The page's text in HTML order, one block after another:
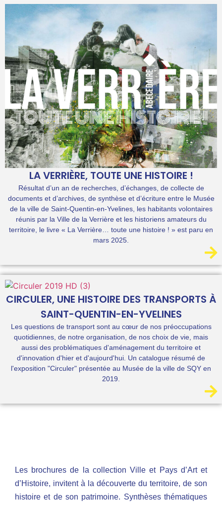
LA VERRIÈRE, TOUTE UNE HISTOIRE !
Résultat d’un an de recherches, d’échanges, de collecte de
documents et d’archives, de synthèse et d’écriture entre le Musée
de la ville de Saint-Quentin-en-Yvelines, les habitants volontaires
réunis par la Ville de la Verrière et les historiens amateurs du
territoire, le livre « La Verrière… toute une histoire ! » est paru en
mars 2025.
CIRCULER, UNE HISTOIRE DES TRANSPORTS À
SAINT-QUENTIN-EN-YVELINES
Les questions de transport sont au cœur de nos préoccupations
quotidiennes, de notre organisation, de nos choix de vie, mais
aussi des problématiques d'aménagement du territoire et
d'innovation d'hier et d'aujourd'hui. Un catalogue résumé de
l'exposition "Circuler" présentée au Musée de la ville de SQY en
2019.
Les brochures de la collection Ville et Pays d’Art et
d’Histoire, invitent à la découverte du territoire, de son
histoire et de son patrimoine. Synthèses thématiques